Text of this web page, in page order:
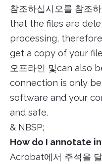
참조하십시오를 참조
that the files are
processing,
get a copy of your
오프라인 및can also
connection is only
software and your
and safe.
& NBSP;
How do I annotate in
Acrobat에서 주석을